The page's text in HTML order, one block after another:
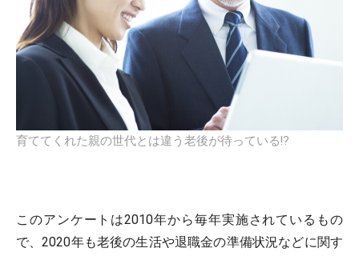
育ててくれた親の世代とは違う老後が待っている!?
このアンケートは2010年から毎年実施されているもの
で、2020年も老後の生活や退職金の準備状況などに関す